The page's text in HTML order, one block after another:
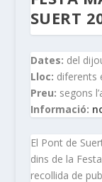
SUERT
Dates: del
Lloc: diferents
Preu: segons
Informació:
El Pont de
dins de la
recollida de